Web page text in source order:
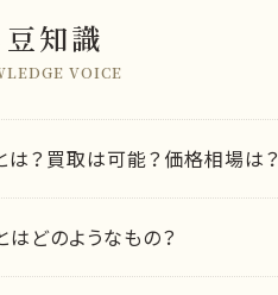
知識
VOICE
は？買取は可能？価格相場は？
どのようなもの？